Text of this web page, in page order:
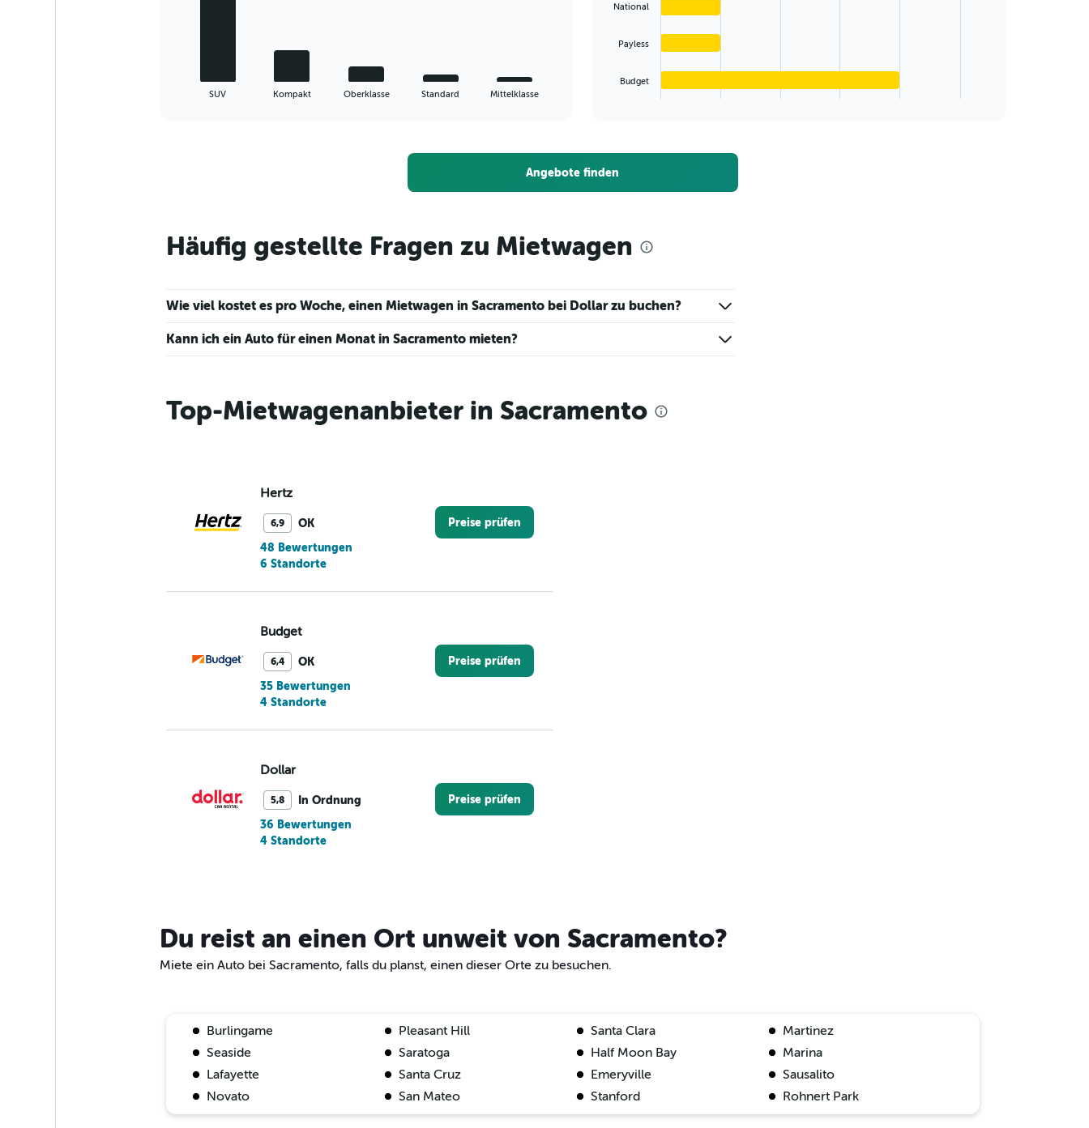
1
values.
0
SUV Kompakt Oberklasse Standard Mittelklasse
chart
Range:
4
1
values.
National
Payless
Budget
Angebote finden
Häufig gestellte Fragen zu Mietwagen
Wie viel kostet es pro Woche, einen Mietwagen in Sacramento bei Dollar zu buchen?
Kann ich ein Auto für einen Monat in Sacramento mieten?
Top-Mietwagenanbieter in Sacramento
Hertz
6,9
OK
48 Bewertungen
6 Standorte
Preise prüfen
Budget
6,4
OK
35 Bewertungen
4 Standorte
Preise prüfen
Dollar
5,8
In Ordnung
36 Bewertungen
4 Standorte
Preise prüfen
1 Standort
Du reist an einen Ort unweit von Sacramento?
Miete ein Auto bei Sacramento, falls du planst, einen dieser Orte zu besuchen.
Burlingame Pleasant Hill Santa Clara
Martinez
Seaside
Saratoga Half Moon Bay
Marina
Lafayette
Santa Cruz Emeryville
Sausalito
Novato
San Mateo Stanford Rohnert Park